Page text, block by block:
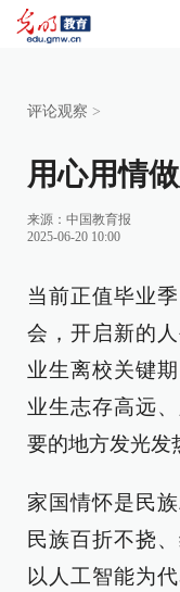
评论观察 >
用心用情
来源： 中国教育报
2025-06-20 10:00
当前正值毕业
会，开启新的
业生离校关键
业生志存高远
要的地方发光发
家国情怀是民
民族百折不挠
以人工智能为